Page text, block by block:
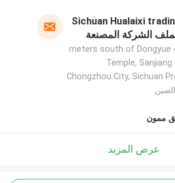
Sichuan Hualaixi
473 meters south of Dongyue
Temple,
Chongzhou City, Sichuan
ممون
عرض المزيد